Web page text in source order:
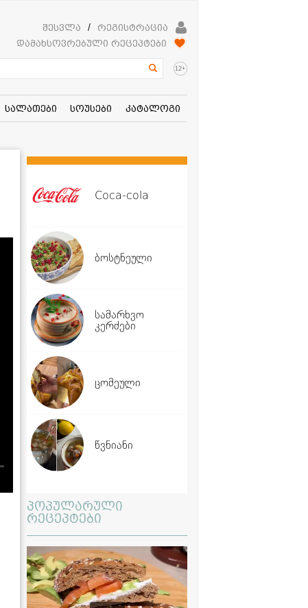
შესვლა /
რეგისტრაცია
დამახსოვრებული რეცეპტები
12+
სალათები სოუსები კატალოგი
Coca-cola
ბოსტნეული
სამარხვო
კერძები
ცომეული
წვნიანი
პოპულარული
რეცეპტები